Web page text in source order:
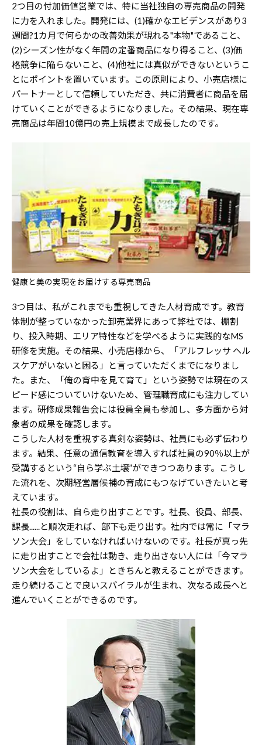
2つ目の付加価値営業では、特に当社独自の専売商品の開発
に力を入れました。開発には、(1)確かなエビデンスがあり3
週間?1カ月で何らかの改善効果が現れる"本物"であること、
(2)シーズン性がなく年間の定番商品になり得ること、(3)価
格競争に陥らないこと、(4)他社には真似ができないというこ
とにポイントを置いています。この原則により、小売店様に
パートナーとして信頼していただき、共に消費者に商品を届
けていくことができるようになりました。その結果、現在専
売商品は年間10億円の売上規模まで成長したのです。
健康と美の実現をお届けする専売商品
3つ目は、私がこれまでも重視してきた人材育成です。教育
体制が整っていなかった卸売業界にあって弊社では、棚割
り、投入時期、エリア特性などを学べるように実践的なMS
研修を実施。その結果、小売店様から、「アルフレッサ ヘル
スケアがいないと困る」と言っていただくまでになりまし
た。また、「俺の背中を見て育て」という姿勢では現在のス
ピード感についていけないため、管理職育成にも注力してい
ます。研修成果報告会には役員全員も参加し、多方面から対
象者の成果を確認します。
こうした人材を重視する真剣な姿勢は、社員にも必ず伝わり
ます。結果、任意の通信教育を導入すれば社員の90％以上が
受講するという“自ら学ぶ土壌”ができつつあります。こうし
た流れを、次期経営層候補の育成にもつなげていきたいと考
えています。
社長の役割は、自ら走り出すことです。社長、役員、部長、
課長......と順次走れば、部下も走り出す。社内では常に「マラ
ソン大会」をしていなければいけないのです。社長が真っ先
に走り出すことで会社は動き、走り出さない人には「今マラ
ソン大会をしているよ」ときちんと教えることができます。
走り続けることで良いスパイラルが生まれ、次なる成長へと
進んでいくことができるのです。